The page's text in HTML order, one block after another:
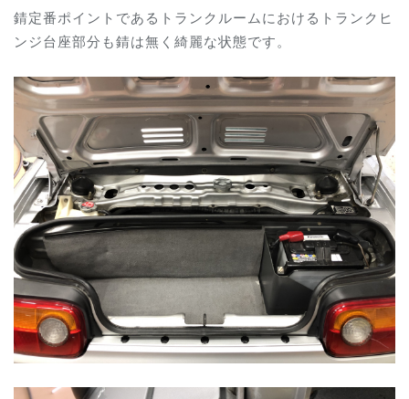
錆定番ポイントであるトランクルームにおけるトランクヒ
ンジ台座部分も錆は無く綺麗な状態です。